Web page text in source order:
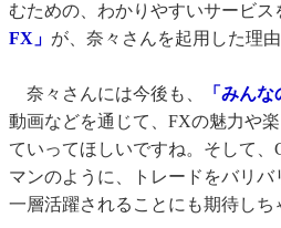
むための、わかりやすいサービス
FX」 が、奈々さんを起用した理
奈々さんには今後も、 「みんな
動画などを通じて、FXの魅力や
ていってほしいですね。そして
マンのように、トレードをバリ
一層活躍されることにも期待しち